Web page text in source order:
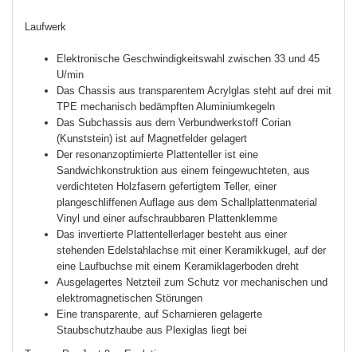
Laufwerk
Elektronische Geschwindigkeitswahl zwischen 33 und 45
U/min
Das Chassis aus transparentem Acrylglas steht auf drei mit
TPE mechanisch bedämpften Aluminiumkegeln
Das Subchassis aus dem Verbundwerkstoff Corian
(Kunststein) ist auf Magnetfelder gelagert
Der resonanzoptimierte Plattenteller ist eine
Sandwichkonstruktion aus einem feingewuchteten, aus
verdichteten Holzfasern gefertigtem Teller, einer
plangeschliffenen Auflage aus dem Schallplattenmaterial
Vinyl und einer aufschraubbaren Plattenklemme
Das invertierte Plattentellerlager besteht aus einer
stehenden Edelstahlachse mit einer Keramikkugel, auf der
eine Laufbuchse mit einem Keramiklagerboden dreht
Ausgelagertes Netzteil zum Schutz vor mechanischen und
elektromagnetischen Störungen
Eine transparente, auf Scharnieren gelagerte
Staubschutzhaube aus Plexiglas liegt bei